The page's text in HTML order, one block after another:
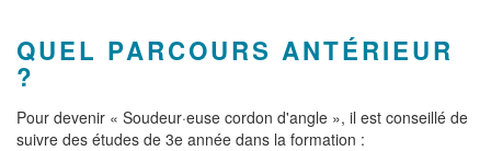
QUEL PARCOURS ANTÉRIEUR
?
Pour devenir « Soudeur·euse cordon d'angle », il est conseillé de
suivre des études de 3e année dans la formation :